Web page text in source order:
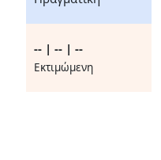
-- | -- | --
Eκτιμώμενη